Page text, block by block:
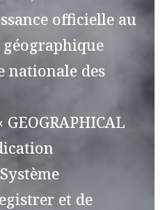
officielle au
nationale des
et de